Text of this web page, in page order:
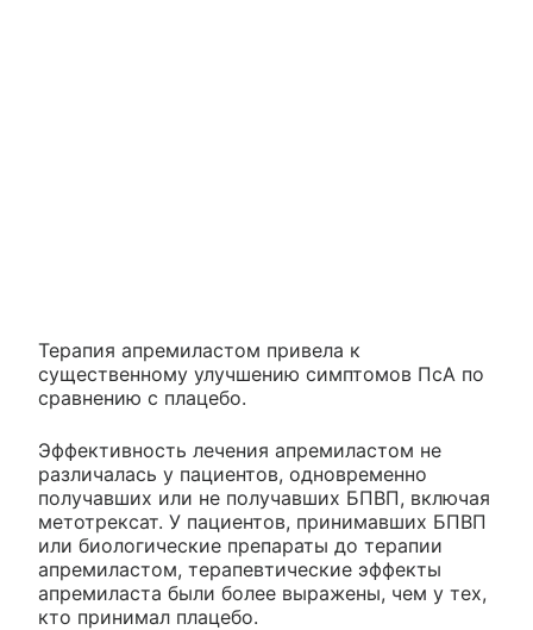
Терапия апремиластом привела к
существенному улучшению симптомов ПсА по
сравнению с плацебо.
Эффективность лечения апремиластом не
различалась у пациентов, одновременно
получавших или не получавших БПВП, включая
метотрексат. У пациентов, принимавших БПВП
или биологические препараты до терапии
апремиластом, терапевтические эффекты
апремиласта были более выражены, чем у тех,
кто принимал плацебо.